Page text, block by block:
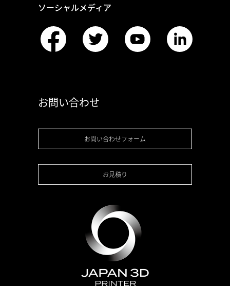
ソーシャルメディア
お問い合わせ
お問い合わせフォーム
お見積り